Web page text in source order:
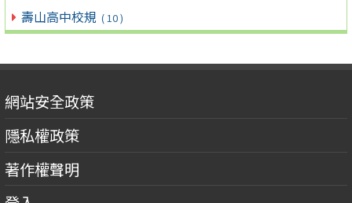
壽山高中校規 ( 10 )
網站安全政策
隱私權政策
著作權聲明